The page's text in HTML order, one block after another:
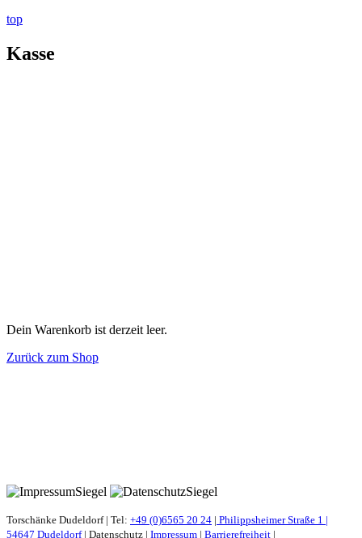
top
Kasse
Dein Warenkorb ist derzeit leer.
Zurück zum Shop
Torschänke Dudeldorf | Tel: +49 (0)6565 20 24 | Philippsheimer Straße 1 |
54647 Dudeldorf| Datenschutz | Impressum | Barrierefreiheit |